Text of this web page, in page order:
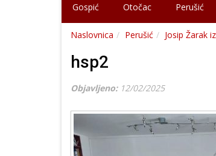
Gospić Otočac Perušić
Naslovnica Perušić Josip Žarak
hsp2
Objavljeno: 12/02/2025